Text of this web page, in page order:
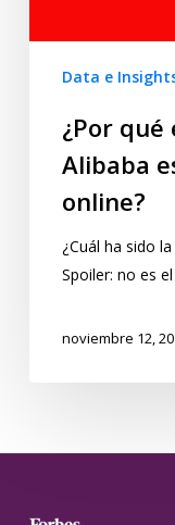
Data e
¿Por qué
Alibaba
online?
¿Cuál ha sido
Spoiler: no es
noviembre 12,